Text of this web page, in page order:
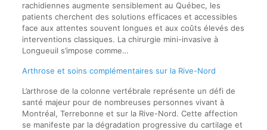
rachidiennes augmente sensiblement au Québec, les
patients cherchent des solutions efficaces et accessibles
face aux attentes souvent longues et aux coûts élevés des
interventions classiques. La chirurgie mini-invasive à
Longueuil s’impose comme…
Arthrose et soins complémentaires sur la Rive-Nord
L’arthrose de la colonne vertébrale représente un défi de
santé majeur pour de nombreuses personnes vivant à
Montréal, Terrebonne et sur la Rive-Nord. Cette affection
se manifeste par la dégradation progressive du cartilage et